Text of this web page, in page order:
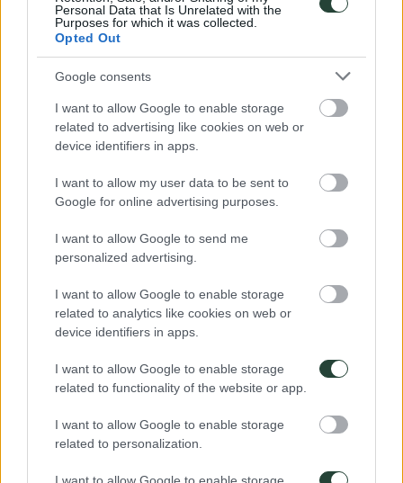
Personal Data that Is Unrelated with the
Purposes for which it was collected.
Opted Out
Google consents
I want to allow Google to enable storage
related to advertising like cookies on web or
device identifiers in apps.
I want to allow my user data to be sent to
Google for online advertising purposes.
I want to allow Google to send me
personalized advertising.
I want to allow Google to enable storage
related to analytics like cookies on web or
device identifiers in apps.
I want to allow Google to enable storage
related to functionality of the website or app.
I want to allow Google to enable storage
related to personalization.
Preguntas frecuentes
Opiniones de viajeros
Blog de viajes
Ser coordinador
© 2026 Viajes de Aventura en Grupo - 3000KM ·
Aviso Legal
Privacidad y Cookies
· 3000KM: Licencia CV-n-l784-CS4-CS,